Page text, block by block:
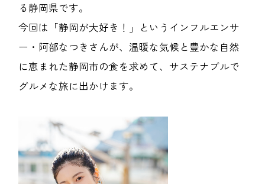
る静岡県です。
今回は「静岡が大好き！」というインフルエンサ
ー・阿部なつきさんが、温暖な気候と豊かな自然
に恵まれた静岡市の食を求めて、サステナブルで
グルメな旅に出かけます。